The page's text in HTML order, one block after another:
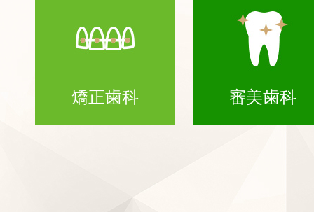
矯正歯科 審美歯科